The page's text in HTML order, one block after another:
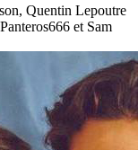
Quentin Lepoutre
et Sam